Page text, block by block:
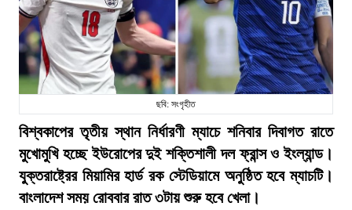
ছবি: সংগৃহীত
বিশ্বকাপের তৃতীয় স্থান নির্ধারণী ম্যাচে শনিবার দিবাগত রাতে
মুখোমুখি হচ্ছে ইউরোপের দুই শক্তিশালী দল ফ্রান্স ও ইংল্যান্ড।
যুক্তরাষ্ট্রের মিয়ামির হার্ড রক স্টেডিয়ামে অনুষ্ঠিত হবে ম্যাচটি।
বাংলাদেশ সময় রোববার রাত ৩টায় শুরু হবে খেলা।